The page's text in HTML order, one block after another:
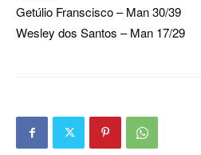
Getúlio Franscisco – Man 30/39
Wesley dos Santos – Man 17/29